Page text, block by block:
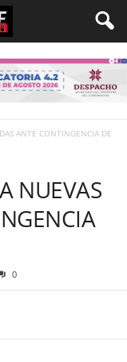
ANTE CONTINGENCIA DE
NUEVAS
0